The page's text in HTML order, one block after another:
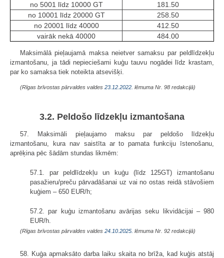
no 5001 līdz 10000 GT
181.50
no 10001 līdz 20000 GT
258.50
no 20001 līdz 40000
412.50
vairāk nekā 40000
484.00
Maksimālā pieļaujamā maksa neietver samaksu par peldlīdzekļu
izmantošanu, ja tādi nepieciešami kuģu tauvu nogādei līdz krastam,
par ko samaksa tiek noteikta atsevišķi.
(Rīgas brīvostas pārvaldes valdes 23.12.2022. lēmuma Nr. 98 redakcijā)
3.2. Peldošo līdzekļu izmantošana
57. Maksimāli pieļaujamo maksu par peldošo līdzekļu
izmantošanu, kura nav saistīta ar to pamata funkciju īstenošanu,
aprēķina pēc šādām stundas likmēm:
57.1. par peldlīdzekļu un kuģu (līdz 125GT) izmantošanu
pasažieru/preču pārvadāšanai uz vai no ostas reidā stāvošiem
kuģiem – 650 EUR/h;
57.2. par kuģu izmantošanu avārijas seku likvidācijai – 980
EUR/h.
(Rīgas brīvostas pārvaldes valdes 24.10.2025. lēmuma Nr. 92 redakcijā)
58. Kuģa apmaksāto darba laiku skaita no brīža, kad kuģis atstāj